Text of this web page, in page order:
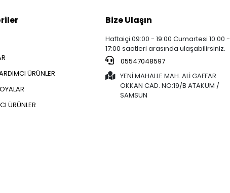
ÜRÜNLER
ÜRÜNLER
Bize Ulaşın
Haftaiçi 09:00 - 19:00 Cumartesi 10:00 -
17:00 saatleri arasında ulaşabilirsiniz.
05547048597
YENİ MAHALLE MAH. ALİ GAFFAR
OKKAN CAD. NO:19/B ATAKUM /
SAMSUN